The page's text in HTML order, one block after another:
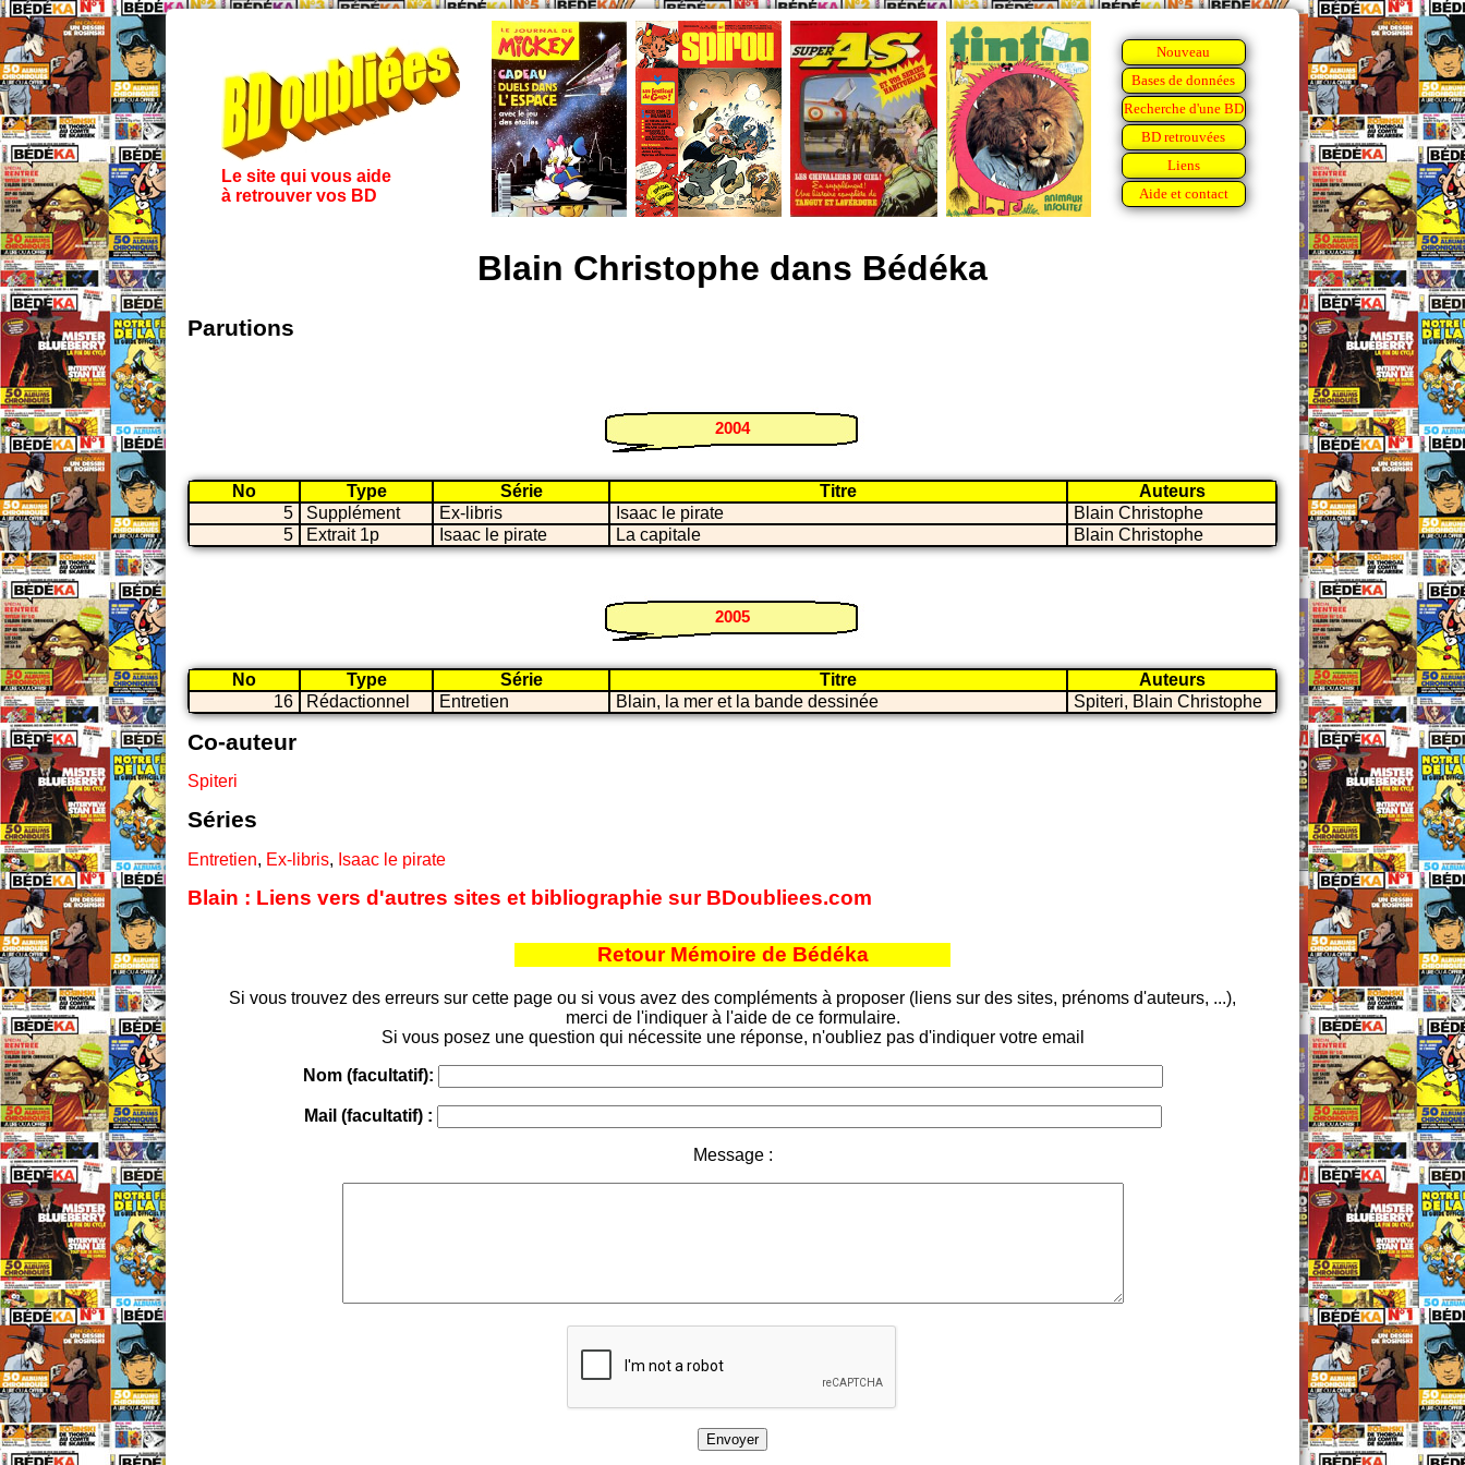
Le site qui vous aide
à retrouver vos BD
Nouveau
Bases de données
Recherche d'une BD
BD retrouvées
Liens
Aide et contact
Blain Christophe dans Bédéka
Parutions
2004
No Type Série Titre
Auteurs
5
Supplément Ex-libris Isaac le pirate
Blain Christophe
5
Extrait 1p Isaac le pirate La capitale Blain Christophe
2005
No Type Série Titre
Auteurs
16
Rédactionnel Entretien Blain, la mer et la bande dessinée Spiteri, Blain Christophe
Co-auteur
Spiteri
Séries
Entretien, Ex-libris, Isaac le pirate
Blain : Liens vers d'autres sites et bibliographie sur BDoubliees.com
Retour Mémoire de Bédéka
Si vous trouvez des erreurs sur cette page ou si vous avez des compléments à proposer (liens sur des sites, prénoms d'auteurs, ...),
merci de l'indiquer à l'aide de ce formulaire.
Si vous posez une question qui nécessite une réponse, n'oubliez pas d'indiquer votre email
Nom (facultatif):
Mail (facultatif) :
Message :